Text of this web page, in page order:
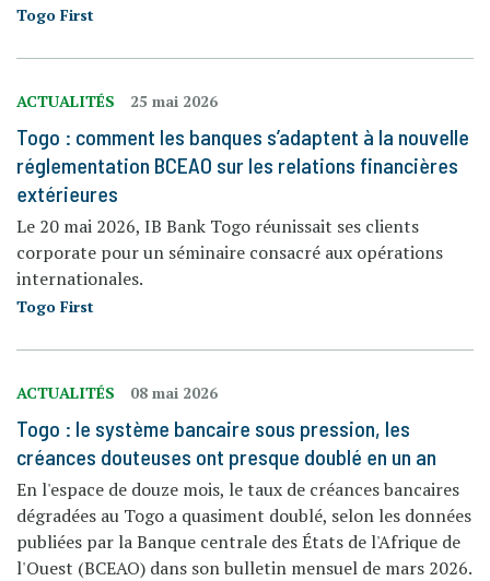
Togo First
ACTUALITÉS 25 mai 2026
Togo : comment les banques s’adaptent à la nouvelle
réglementation BCEAO sur les relations financières
extérieures
Le 20 mai 2026, IB Bank Togo réunissait ses clients
corporate pour un séminaire consacré aux opérations
internationales.
Togo First
ACTUALITÉS 08 mai 2026
Togo : le système bancaire sous pression, les
créances douteuses ont presque doublé en un an
En l'espace de douze mois, le taux de créances bancaires
dégradées au Togo a quasiment doublé, selon les données
publiées par la Banque centrale des États de l'Afrique de
l'Ouest (BCEAO) dans son bulletin mensuel de mars 2026.